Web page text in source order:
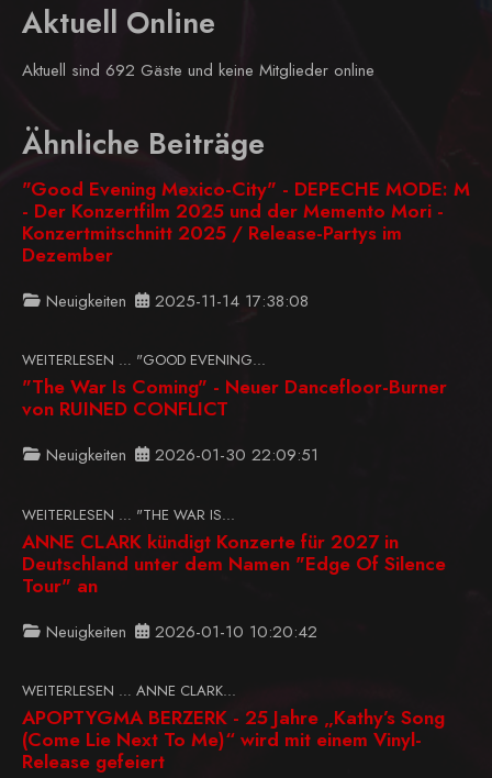
Aktuell Online
Aktuell sind 692 Gäste und keine Mitglieder online
Ähnliche Beiträge
"Good Evening Mexico-City" - DEPECHE MODE: M
- Der Konzertfilm 2025 und der Memento Mori -
Konzertmitschnitt 2025 / Release-Partys im
Dezember
Neuigkeiten 2025-11-14 17:38:08
WEITERLESEN … "GOOD EVENING...
"The War Is Coming" - Neuer Dancefloor-Burner
von RUINED CONFLICT
Neuigkeiten 2026-01-30 22:09:51
WEITERLESEN … "THE WAR IS...
ANNE CLARK kündigt Konzerte für 2027 in
Deutschland unter dem Namen "Edge Of Silence
Tour" an
Neuigkeiten 2026-01-10 10:20:42
WEITERLESEN … ANNE CLARK...
APOPTYGMA BERZERK - 25 Jahre „Kathy’s Song
(Come Lie Next To Me)“ wird mit einem Vinyl-
Release gefeiert